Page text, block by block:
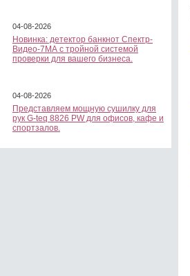
04-08-2026
Новинка: детектор банкнот Спектр-
Видео-7МА с тройной системой
проверки для вашего бизнеса.
04-08-2026
Представляем мощную сушилку для
рук G-teq 8826 PW для офисов, кафе и
спортзалов.